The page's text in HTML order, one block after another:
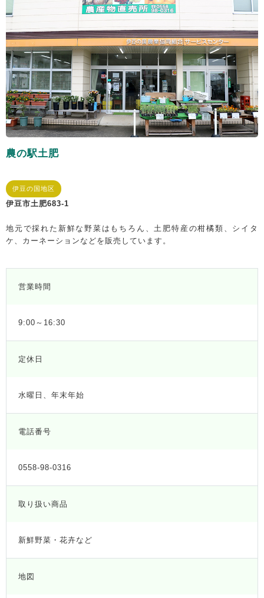
農の駅土肥
伊豆の国地区
伊豆市土肥683-1
地元で採れた新鮮な野菜はもちろん、土肥特産の柑橘類、シイタ
ケ、カーネーションなどを販売しています。
営業時間
9:00～16:30
定休日
水曜日、年末年始
電話番号
0558-98-0316
取り扱い商品
新鮮野菜・花卉など
地図